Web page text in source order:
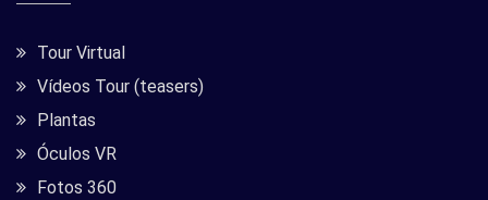
Tour Virtual
Vídeos Tour (teasers)
Plantas
Óculos VR
Fotos 360